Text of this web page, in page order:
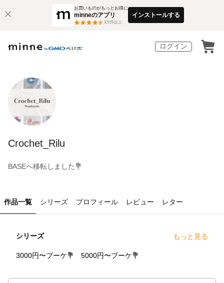
お買いものがもっとお得に
minneのアプリ
3万件以上
インストールする
ログイン
Crochet_Rilu
BASEへ移転しました💐
作品一覧 シリーズ プロフィール レビュー レター
シリーズ もっと見る
3000円〜ブーケ💐 5000円〜ブーケ💐